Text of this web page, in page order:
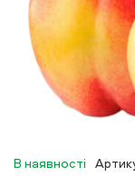
В наявності